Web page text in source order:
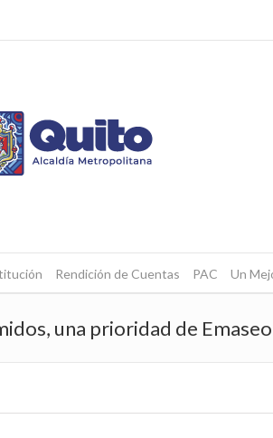
Rendición de Cuentas PAC Un
una prioridad de